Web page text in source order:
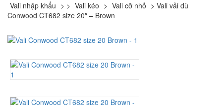
Vali nhập khẩu > > Vali kéo > Vali cỡ nhỏ > Vali vải dù
Conwood CT682 size 20″ – Brown